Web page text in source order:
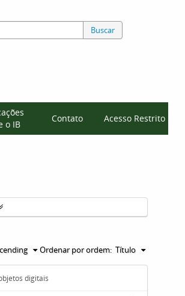
Buscar
o IB
Contato Acesso Restrito
Ordenar por ordem: Título
digitais